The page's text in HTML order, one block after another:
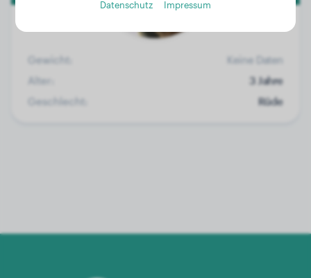
Gewicht:
Keine Daten
Alter:
3 Jahre
Geschlecht:
Rüde
Datenschutz Impressum